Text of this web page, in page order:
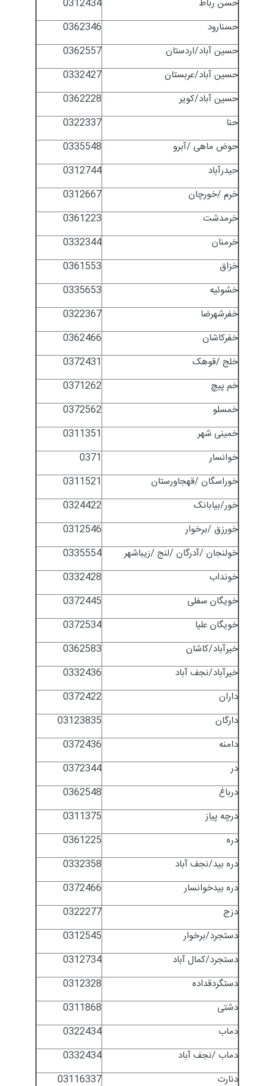
0312434
حسن رباط
0362346
حسنارود
0362557
حسین آباد/اردستان
0332427
حسین آباد/عربستان
0362228
حسین آباد/کویر
0322337
حنا
0335548
حوض ماهی /آبرو
0312744
حیدرآباد
0312667
خرم /خورچان
0361223
خرمدشت
0332344
خرمنان
0361553
خزاق
0335653
خشوئیه
0322367
خفرشهرضا
0362466
خفرکاشان
0372431
خلج /قوهک
0371262
خم پیچ
0372562
خمسلو
0311351
خمینی شهر
0371
خوانسار
0311521
خوراسگان /قهجاورستان
0324422
خور/بیابانک
0312546
خورزق /برخوار
0335554
خولنجان /آدرگان /لنج /زیباشهر
0332428
خونداب
0372445
خویگان سفلی
0372534
خویگان علیا
0362583
خیرآباد/کاشان
0332436
خیرآباد/نجف آباد
0372422
داران
03123835
دارگان
0372436
دامنه
0372344
در
0362548
درباغ
0311375
درچه پیاز
0361225
دره
0332358
دره بید/نجف آباد
0372466
دره بیدخوانسار
0322277
دزج
0312545
دستجرد/برخوار
0312734
دستجرد/کمال آباد
0312328
دستگردقداده
0311868
دشتی
0322434
دماب
0332434
دماب /نجف آباد
03116337
دنارت